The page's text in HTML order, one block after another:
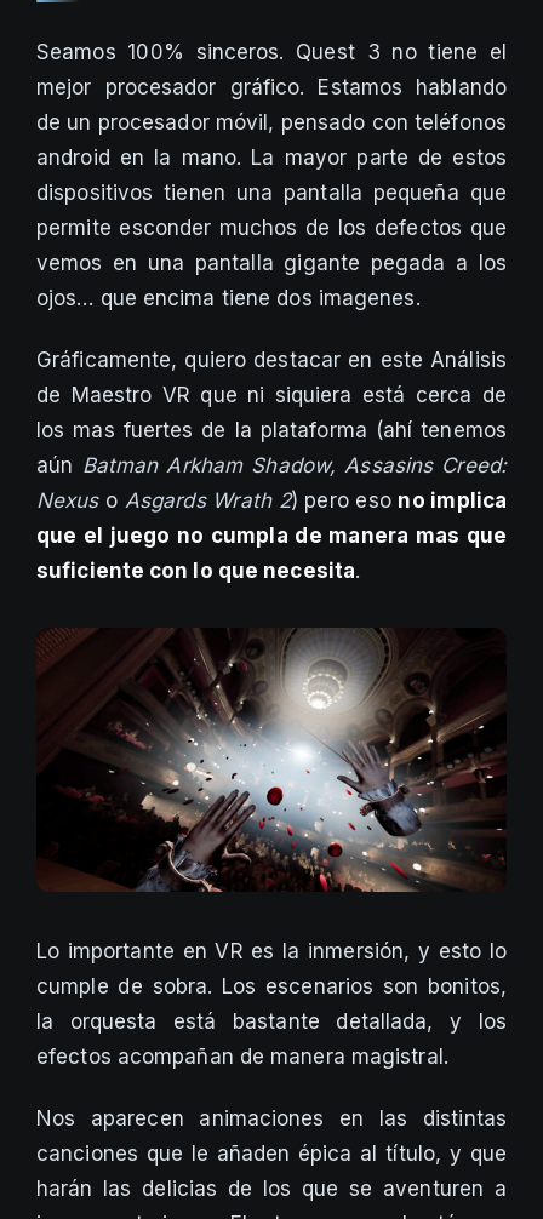
Seamos 100% sinceros. Quest 3 no tiene el
mejor procesador gráfico. Estamos hablando
de un procesador móvil, pensado con teléfonos
android en la mano. La mayor parte de estos
dispositivos tienen una pantalla pequeña que
permite esconder muchos de los defectos que
vemos en una pantalla gigante pegada a los
ojos… que encima tiene dos imagenes.
Gráficamente, quiero destacar en este Análisis
de Maestro VR que ni siquiera está cerca de
los mas fuertes de la plataforma (ahí tenemos
aún Batman Arkham Shadow, Assasins Creed:
Nexus o Asgards Wrath 2) pero eso no implica
que el juego no cumpla de manera mas que
suficiente con lo que necesita.
Lo importante en VR es la inmersión, y esto lo
cumple de sobra. Los escenarios son bonitos,
la orquesta está bastante detallada, y los
efectos acompañan de manera magistral.
Nos aparecen animaciones en las distintas
canciones que le añaden épica al título, y que
harán las delicias de los que se aventuren a